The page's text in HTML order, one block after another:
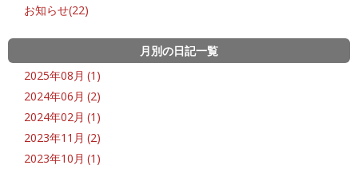
お知らせ(22)
月別の日記一覧
2025年08月 (1)
2024年06月 (2)
2024年02月 (1)
2023年11月 (2)
2023年10月 (1)